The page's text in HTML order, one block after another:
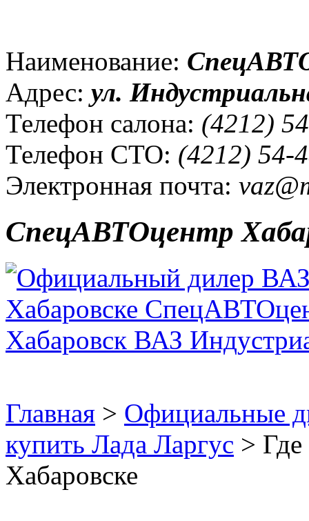
Наименование:
Адрес: ул.
Телефон салона: (4212)
Телефон СТО: (4212) 54-
Электронная почта:
СпецАВТОцентр
Главная > Официальные
купить Лада Ларгус >
Хабаровске